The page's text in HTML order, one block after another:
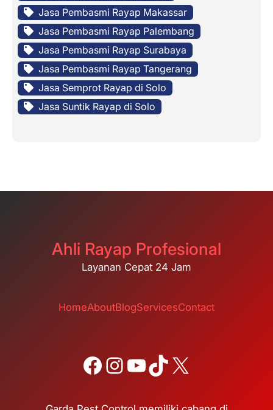
Jasa Pembasmi Rayap Makassar
Jasa Pembasmi Rayap Palembang
Jasa Pembasmi Rayap Surabaya
Jasa Pembasmi Rayap Tangerang
Jasa Semprot Rayap di Solo
Jasa Suntik Rayap di Solo
Ahli Rayap Profesional
Layanan Cepat 24 Jam
HomeAboutBlogServicesContact
Facebook Instagram YouTube TikTok X